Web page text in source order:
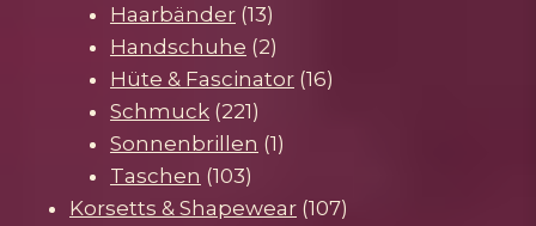
Produkte
Haarbänder 1313
Produkte
Handschuhe 22
Produkte
Hüte & Fascinator 1616
Schmuck 221221
Produkte
Sonnenbrillen 11
Taschen 103103
Produkte
Korsetts & Shapewear 107107